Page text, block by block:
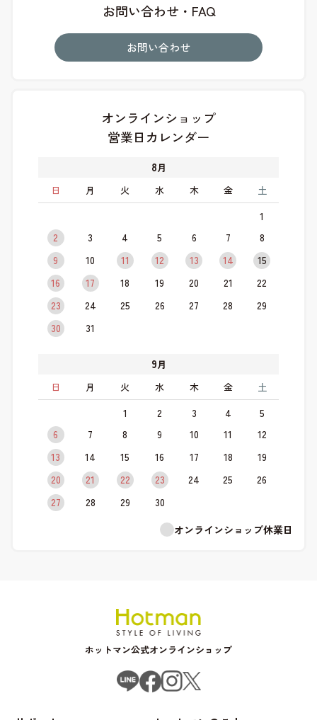
お問い合わせ・FAQ
お問い合わせ
オンラインショップ
営業日カレンダー
8月
日
月 火 水 木 金 土
1
2
3 4 5 6 7
8
9
10 11 12 13 14
15
16
17 18 19 20 21
22
23
24 25 26 27 28
29
30
31
9月
日
月 火 水 木 金 土
1 2 3 4
5
6
7 8 9 10 11
12
13
14 15 16 17 18
19
20
21 22 23 24 25
26
27
28 29
30
オンラインショップ休業日
ホットマン公式オンラインショップ